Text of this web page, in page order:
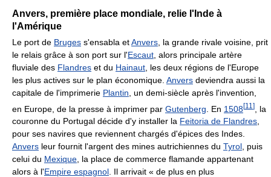
Anvers, première place mondiale, relie l'Inde à
l'Amérique
Le port de Bruges s'ensabla etAnvers , la grande rivale voisine, prit
le relais grâce à son port sur l'Escaut , alors principale artère
fluviale des Flandres et du Hainaut , les deux régions de l'Europe
les plus actives sur le plan économique. Anvers deviendra aussi la
capitale de l'imprimerie Plantin , un demi-siècle après l'invention,
en Europe, de la presse à imprimer par Gutenberg . En 1508[11 ]
, la
couronne du Portugal décide d'y installer la Feitoria de Flandres
pour ses navires que reviennent chargés d'épices des Indes.
Anvers leur fournit l'argent des mines autrichiennes du Tyrol , puis
celui du Mexique , la place de commerce flamande appartenant
alors à l'Empire espagnol . Il arrivait « de plus en plus